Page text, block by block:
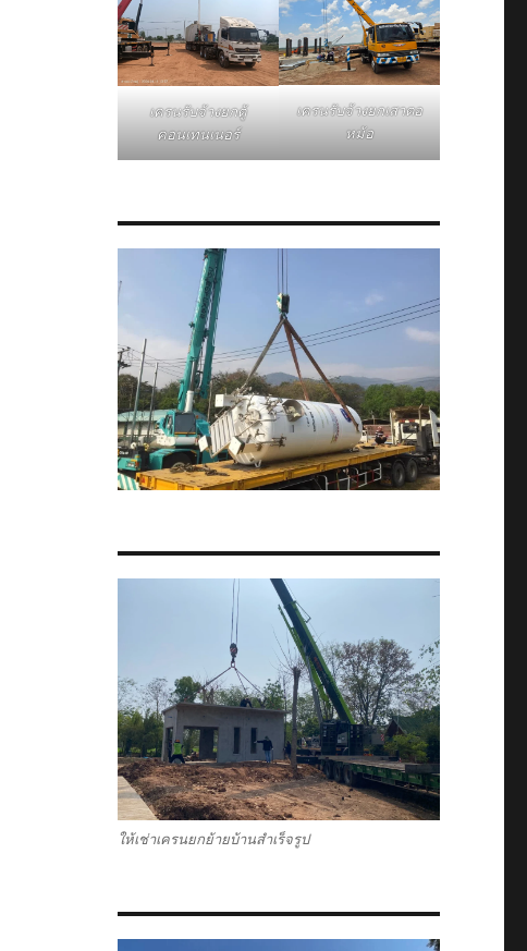
เครนรับจ้างยกตู้
คอนเทนเนอร์
เครนรับจ้างยกเสาตอ
หม้อ
ให้เช่าเครนยกย้ายบ้านสำเร็จรูป